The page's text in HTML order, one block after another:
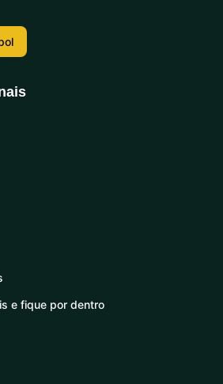
e fique por dentro